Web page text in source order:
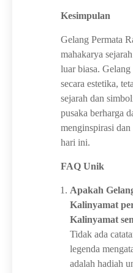
Kesimpulan
Gelang Permata
mahakarya
luar biasa.
secara estetika,
sejarah dan
pusaka berharga
menginspirasi
hari ini.
FAQ Unik
Apakah
Kalinyamat
Kalinyamat
Tidak ada
legenda
adalah hadiah